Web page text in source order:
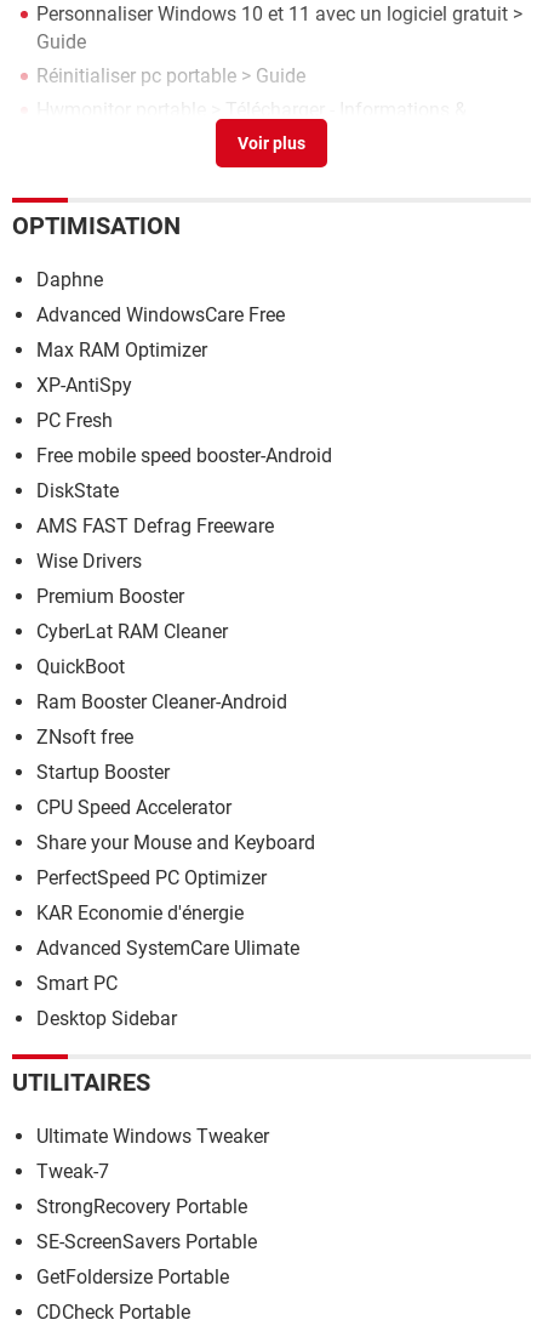
Personnaliser Windows 10 et 11 avec un logiciel gratuit >
Guide
Réinitialiser pc portable > Guide
Hwmonitor portable
> Télécharger - Informations &
Nettoyer ordinateur portable lent> Guide
Activer pavé tactile pc portable
OPTIMISATION
Daphne
Advanced WindowsCare Free
Max RAM Optimizer
XP-AntiSpy
PC Fresh
Free mobile speed booster-Android
DiskState
AMS FAST Defrag Freeware
Wise Drivers
Premium Booster
CyberLat RAM Cleaner
QuickBoot
Ram Booster Cleaner-Android
ZNsoft free
Startup Booster
CPU Speed Accelerator
Share your Mouse and Keyboard
PerfectSpeed PC Optimizer
KAR Economie d'énergie
Advanced SystemCare Ulimate
Smart PC
Desktop Sidebar
UTILITAIRES
Ultimate Windows Tweaker
Tweak-7
StrongRecovery Portable
SE-ScreenSavers Portable
GetFoldersize Portable
CDCheck Portable